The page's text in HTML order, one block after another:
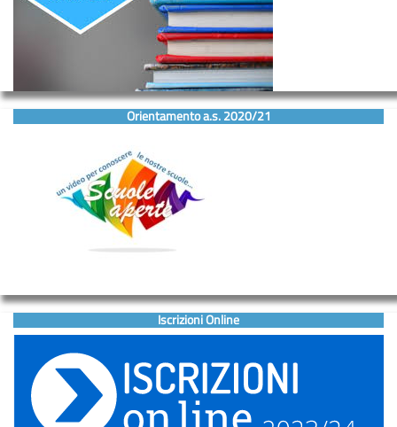
Orientamento a.s. 2020/21
Iscrizioni Online